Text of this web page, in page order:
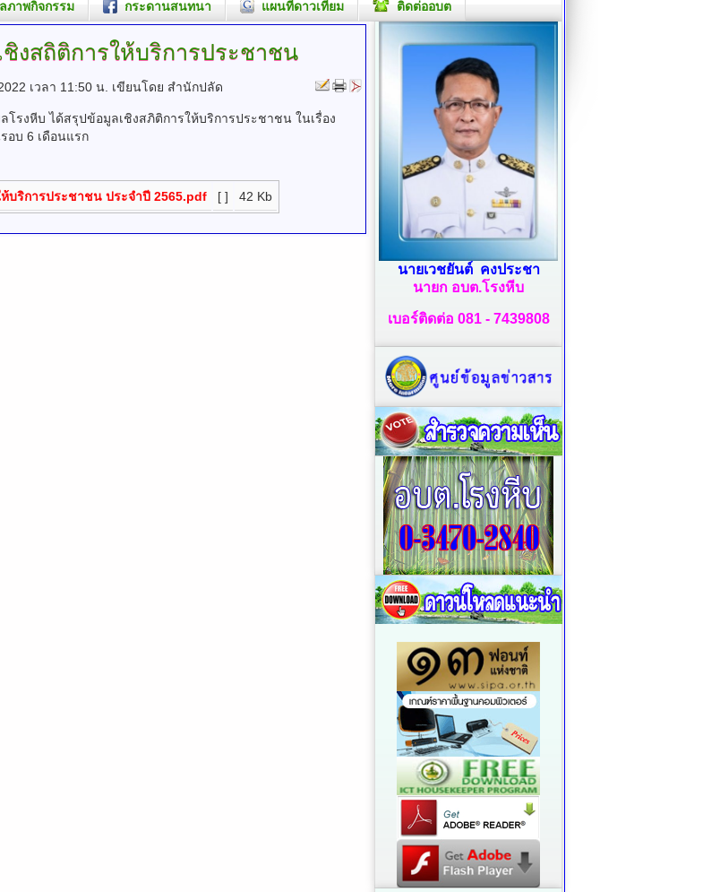
ภาพกิจกรรม กระดานสนทนา แผนที่ดาวเทียม ติดต่ออบต
งสถิติการให้บริการประชาชน
เวลา 11:50 น. เขียนโดย สำนักปลัด
โรงหีบ ได้สรุปข้อมูลเชิงสภิติการให้บริการประชาชน ในเรื่อง
อบ 6 เดือนแรก
บริการประชาชน ประจำปี 2565.pdf [ ] 42 Kb
นายเวชยันต์ คงประชา
นายก อบต.โรงหีบ
เบอร์ติดต่อ 081 - 7439808